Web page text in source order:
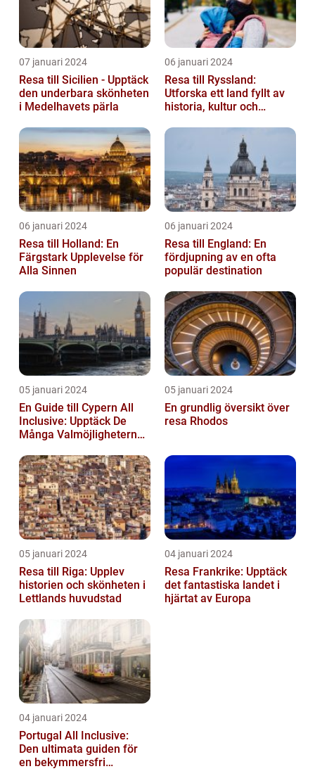
07 januari 2024
Resa till Sicilien - Upptäck
den underbara skönheten
i Medelhavets pärla
06 januari 2024
Resa till Ryssland:
Utforska ett land fyllt av
historia, kultur och
06 januari 2024
Resa till Holland: En
Färgstark Upplevelse för
Alla Sinnen
06 januari 2024
Resa till England: En
fördjupning av en ofta
populär destination
05 januari 2024
En Guide till Cypern All
Inclusive: Upptäck De
Många Valmöjligheterna
Semester...
05 januari 2024
En grundlig översikt över
resa Rhodos
05 januari 2024
Resa till Riga: Upplev
historien och skönheten i
Lettlands huvudstad
04 januari 2024
Resa Frankrike: Upptäck
det fantastiska landet i
hjärtat av Europa
04 januari 2024
Portugal All Inclusive:
Den ultimata guiden för
en bekymmersfri